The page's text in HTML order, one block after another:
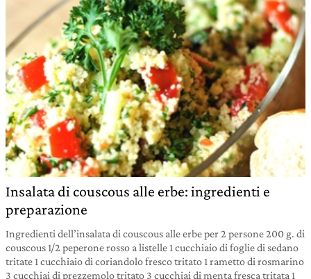
Insalata di couscous alle erbe: ingredienti e
preparazione
Ingredienti dell’insalata di couscous alle erbe per 2 persone 200 g. di
couscous 1/2 peperone rosso a listelle 1 cucchiaio di foglie di sedano
tritate 1 cucchiaio di coriandolo fresco tritato 1 rametto di rosmarino
3 cucchiai di prezzemolo tritato 3 cucchiai di menta fresca tritata 1